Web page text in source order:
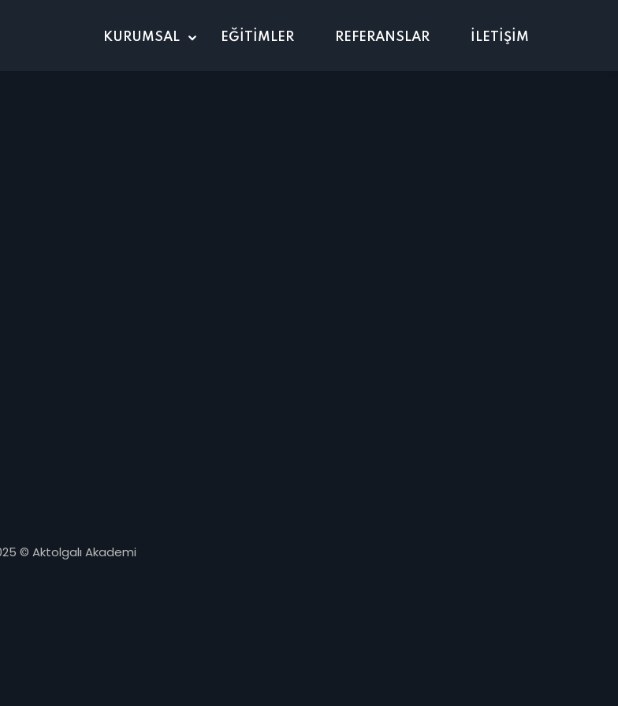
KURUMSAL EĞİTİMLER REFERANSLAR İLETİŞİM
© Aktolgalı Akademi